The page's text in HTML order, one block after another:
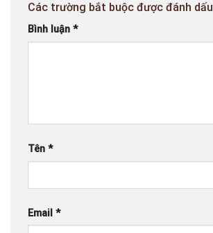
Các trường bắt buộc được đánh dấu
Bình luận *
Tên *
Email *